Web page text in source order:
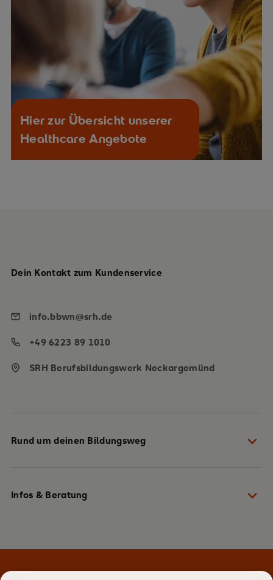
Hier zur Übersicht unserer
Healthcare Angebote
Rund um deinen Bildungsweg
Infos & Beratung
Dein Kontakt zum Kundenservice
info.bbwn@srh.de
+49 6223 89 1010
SRH Berufsbildungswerk Neckargemünd